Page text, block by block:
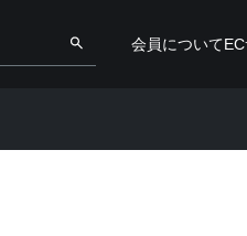
検索
会員について